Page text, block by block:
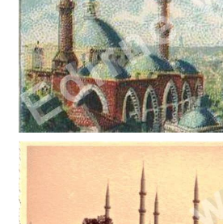
AHİ ÇELEBİ ÇUBUKÇULAR